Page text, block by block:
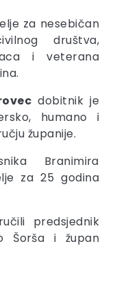
za nesebičan
društva,
i veterana
dobitnik je
humano i
županije.
Branimira
za 25 godina
predsjednik
Šorša i župan